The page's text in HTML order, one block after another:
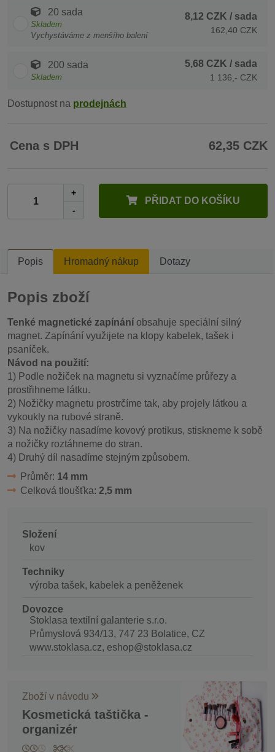
20 sada
Skladem
Vychystáváme z menšího balení
8,12 CZK / sada
162,40 CZK
200 sada
Skladem
5,68 CZK / sada
1 136,- CZK
Dostupnost na prodejnách
Cena s DPH 62,35 CZK
+
-
PŘIDAT DO KOŠÍKU
Popis Hromadný nákup Dotazy
Popis zboží
Tenké magnetické zapínání obsahuje speciální silný
magnet. Zapínání využijete na klopy kabelek, tašek i
psaníček.
Návod na použití:
1) Podle nožiček na magnetu si vyznačíme průřezy a
prostřihneme látku.
2) Nožičky magnetu prostrčíme tak, aby projely látkou a
vykoukly na rubové straně.
3) Na nožičky nasadíme kovový protikus, stiskneme k sobě
a nožičky roztáhneme do stran.
4) Druhý díl nasadíme stejným způsobem.
Průměr: 14 mm
Celková tloušťka: 2,5 mm
Složení
kov
Techniky
výroba tašek, kabelek a peněženek
Dovozce
Stoklasa textilní galanterie s.r.o.
Průmyslová 934/13, 747 23 Bolatice, CZ
www.stoklasa.cz, eshop@stoklasa.cz
Zboží v návodu
Kosmetická taštička -
organizér